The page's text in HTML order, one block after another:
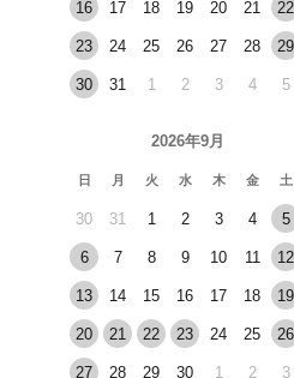
16 17 18 19 20 21 22
23 24 25 26 27 28 29
30 31 1 2 3 4 5
2026年9月
日 月 火 水 木 金 土
30 31 1 2 3 4 5
6 7 8 9 10 11 12
13 14 15 16 17 18 19
20 21 22 23 24 25 26
27 28 29 30 1 2 3